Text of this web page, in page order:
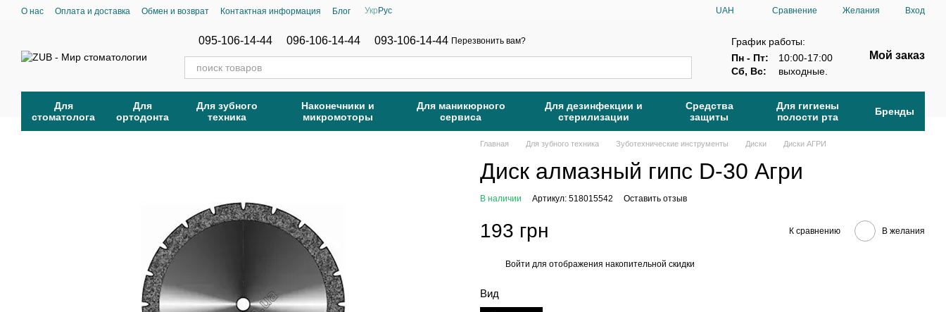
Перейти к основному контенту
О нас Оплата и доставка Обмен и возврат Контактная информация Блог Укр Рус UAH Сравнение Желания Вход
095-106-14-44 096-106-14-44 093-106-14-44 Перезвонить вам?
График работы:
Пн - Пт:
10:00-17:00
Сб, Вс:
выходные.
Мой заказ
Для
стоматолога
Для
ортодонта
Для зубного
техника
Наконечники и
микромоторы
Для маникюрного
сервиса
Для дезинфекции и
стерилизации
Средства
защиты
Для гигиены
полости рта
Бренды
Главная Для зубного техника Зуботехнические инструменты Диски Диски АГРИ
Диск алмазный гипс D-30 Агри
В наличии Артикул: 518015542 Оставить отзыв
193 грн К сравнению В желания
Войти для отображения накопительной скидки
Вид